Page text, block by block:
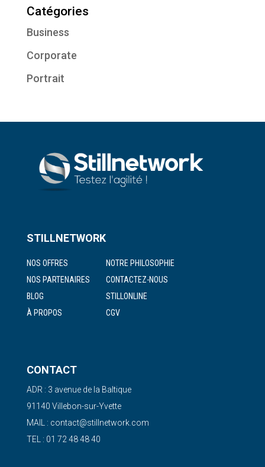
Catégories
Business
Corporate
Portrait
STILLNETWORK
NOS OFFRES
NOS PARTENAIRES
BLOG
À PROPOS
NOTRE PHILOSOPHIE
CONTACTEZ-NOUS
STILLONLINE
CGV
CONTACT
ADR : 3 avenue de la Baltique
91140 Villebon-sur-Yvette
MAIL : contact@stillnetwork.com
TEL : 01 72 48 48 40